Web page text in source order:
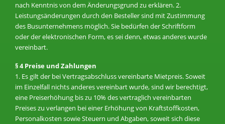
nach Kenntnis von dem Änderungsgrund zu erklären. 2.
Leistungsänderungen durch den Besteller sind mit Zustimmung
des Busunternehmens möglich. Sie bedürfen der Schriftform
oder der elektronischen Form, es sei denn, etwas anderes wurde
vereinbart.
§ 4 Preise und Zahlungen
1. Es gilt der bei Vertragsabschluss vereinbarte Mietpreis. Soweit
im Einzelfall nichts anderes vereinbart wurde, sind wir berechtigt,
eine Preiserhöhung bis zu 10% des vertraglich vereinbarten
Preises zu verlangen bei einer Erhöhung von Kraftstoffkosten,
Personalkosten sowie Steuern und Abgaben, soweit sich diese